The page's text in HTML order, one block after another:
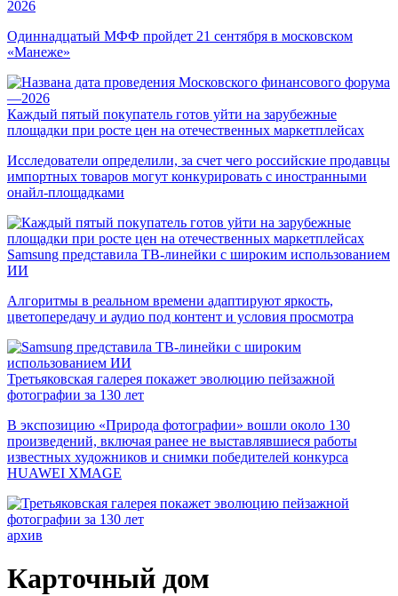
2026
Одиннадцатый МФФ пройдет 21 сентября в московском
«Манеже»
Каждый пятый покупатель готов уйти на зарубежные
площадки при росте цен на отечественных маркетплейсах
Исследователи определили, за счет чего российские продавцы
импортных товаров могут конкурировать с иностранными
онайл-площадками
Samsung представила ТВ-линейки с широким использованием
ИИ
Алгоритмы в реальном времени адаптируют яркость,
цветопередачу и аудио под контент и условия просмотра
Третьяковская галерея покажет эволюцию пейзажной
фотографии за 130 лет
В экспозицию «Природа фотографии» вошли около 130
произведений, включая ранее не выставлявшиеся работы
известных художников и снимки победителей конкурса
HUAWEI XMAGE
архив
Карточный дом